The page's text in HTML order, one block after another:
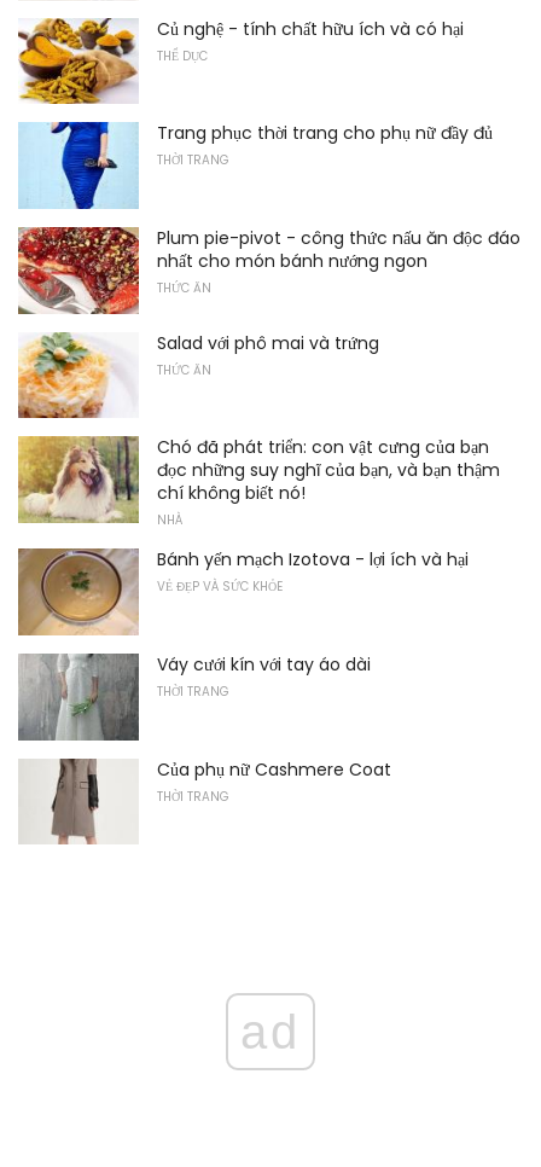
Củ nghệ - tính chất hữu ích và có hại
THỂ DỤC
Trang phục thời trang cho phụ nữ đầy đủ
THỜI TRANG
Plum pie-pivot - công thức nấu ăn độc đáo
nhất cho món bánh nướng ngon
THỨC ĂN
Salad với phô mai và trứng
THỨC ĂN
Chó đã phát triển: con vật cưng của bạn
đọc những suy nghĩ của bạn, và bạn thậm
chí không biết nó!
NHÀ
Bánh yến mạch Izotova - lợi ích và hại
VẺ ĐẸP VÀ SỨC KHỎE
Váy cưới kín với tay áo dài
THỜI TRANG
Của phụ nữ Cashmere Coat
THỜI TRANG
ad